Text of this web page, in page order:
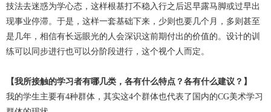
技法去迷惑为学心态，这样根基打不稳入行之后迟早露马脚或过早出
现事业停滞。于是，这样一套基础下来，少则也要几个月，多则甚至
是几年，相信有长远眼光的人会深识这前期付出的价值的。设计的训
练可以同步进行也可以分阶段进行，这个视个人而定。
【我所接触的学习者有哪几类，各有什么特点？各有什么建议？】
我的学生主要有4种群体，其实这4个群体也代表了国内的CG美术学习